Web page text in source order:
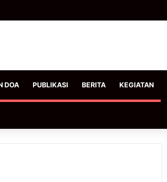
DOA PUBLIKASI BERITA KEGIATAN